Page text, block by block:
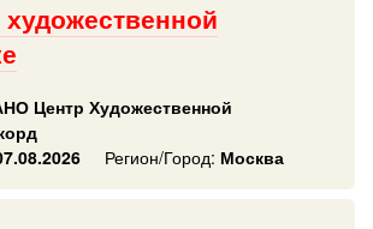
Центр Художественной
Регион/Город: Москва